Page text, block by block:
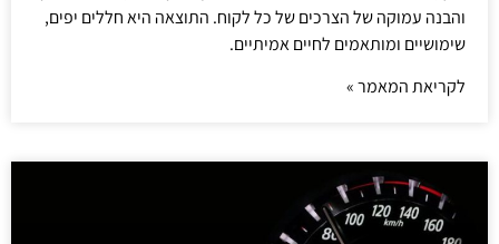
והבנה עמוקה של הצרכים של כל לקוח. התוצאה היא חללים יפים,
שימושיים ומותאמים לחיים אמיתיים.
לקריאת המאמר »